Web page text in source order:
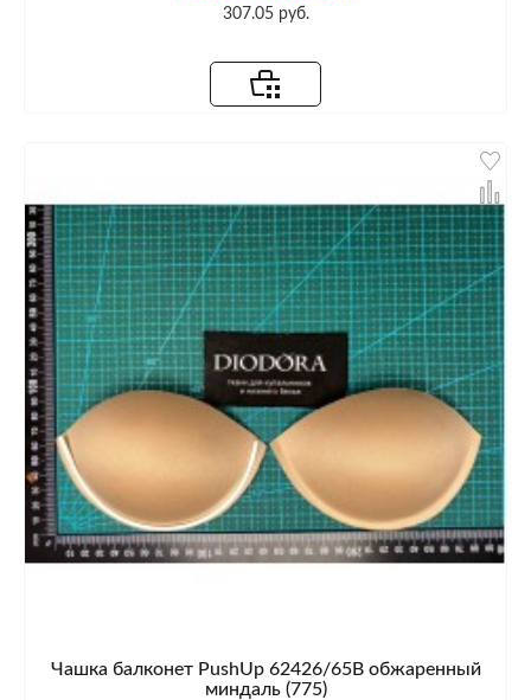
307.05 руб.
Чашка балконет PushUp 62426/65B обжаренный
миндаль (775)